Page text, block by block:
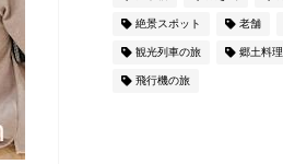
絶景スポット 老舗
観光列車の旅 郷土料理
飛行機の旅